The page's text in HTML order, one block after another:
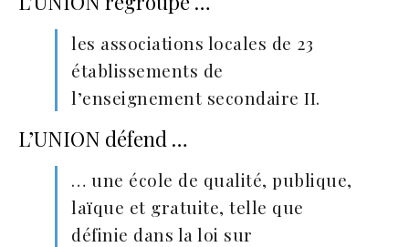
les associations locales de 23
établissements de
l’enseignement secondaire II.
L’UNION défend …
… une école de qualité, publique,
laïque et gratuite, telle que
définie dans la loi sur